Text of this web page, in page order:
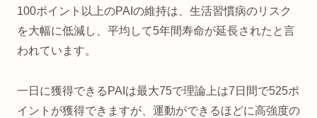
100ポイント以上のPAIの維持は、生活習慣病のリスク
を大幅に低減し、平均して5年間寿命が延長されたと言
われています。
一日に獲得できるPAIは最大75で理論上は7日間で525ポ
イントが獲得できますが、運動ができるほどに高強度の